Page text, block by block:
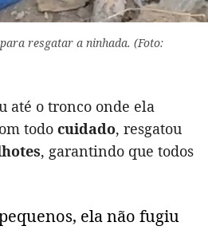
resgatar a ninhada. (Foto:
até o tronco onde ela
todo cuidado, resgatou
, garantindo que todos
ela não fugiu